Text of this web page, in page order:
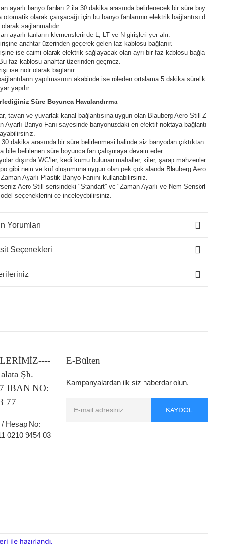
ayarlı banyo fanları 2 ila 30 dakika arasında belirlenecek bir süre boy
otomatik olarak çalışacağı için bu banyo fanlarının elektrik bağlantısı d
sağlanmalıdır.
ayarlı fanların klemenslerinde L, LT ve N girişleri yer alır.
anahtar üzerinden geçerek gelen faz kablosu bağlanır.
ise daimi olarak elektrik sağlayacak olan ayrı bir faz kablosu bağla
faz kablosu anahtar üzerinden geçmez.
ise nötr olarak bağlanır.
yapılmasının akabinde ise röleden ortalama 5 dakika sürelik
yapılır.
Süre Boyunca Havalandırma
tavan ve yuvarlak kanal bağlantısına uygun olan Blauberg Aero Still Z
Ayarlı Banyo Fanı sayesinde banyonuzdaki en efektif noktaya bağlantı
30 dakika arasında bir süre belirlenmesi halinde siz banyodan çıktıktan
bile belirlenen süre boyunca fan çalışmaya devam eder.
dışında WC’ler, kedi kumu bulunan mahaller, kiler, şarap mahzenler
gibi nem ve küf oluşumuna uygun olan pek çok alanda Blauberg Aero
Ayarlı Plastik Banyo Fanını kullanabilirsiniz.
Aero Still serisindeki "Standart” ve "Zaman Ayarlı ve Nem Sensörl
seçeneklerini de inceleyebilirsiniz.
Yorumları
Seçenekleri
Şb.
IBAN NO:
77
/ Hesap No:
0210 9454 03
E-Bülten
Kampanyalardan ilk siz haberdar olun.
KAYDOL
e-